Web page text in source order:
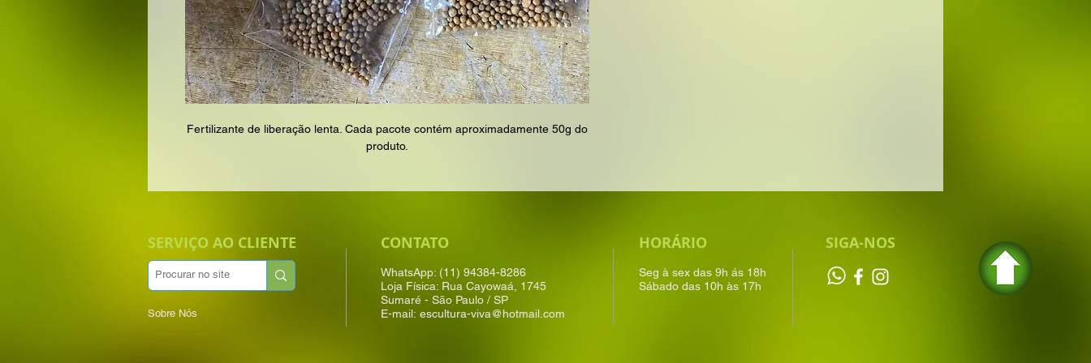
Fertilizante de liberação lenta. Cada pacote contém aproximadamente 50g do
produto.
SERVIÇO AO CLIENTE
Sobre Nós
CONTATO
WhatsApp: (11) 94384-8286
Loja Física: Rua Cayowaá, 1745
Sumaré - São Paulo / SP
E-mail: escultura-viva@hotmail.com
HORÁRIO
Seg à sex das 9h ás 18h
Sábado das 10h às 17h
SIGA-NOS